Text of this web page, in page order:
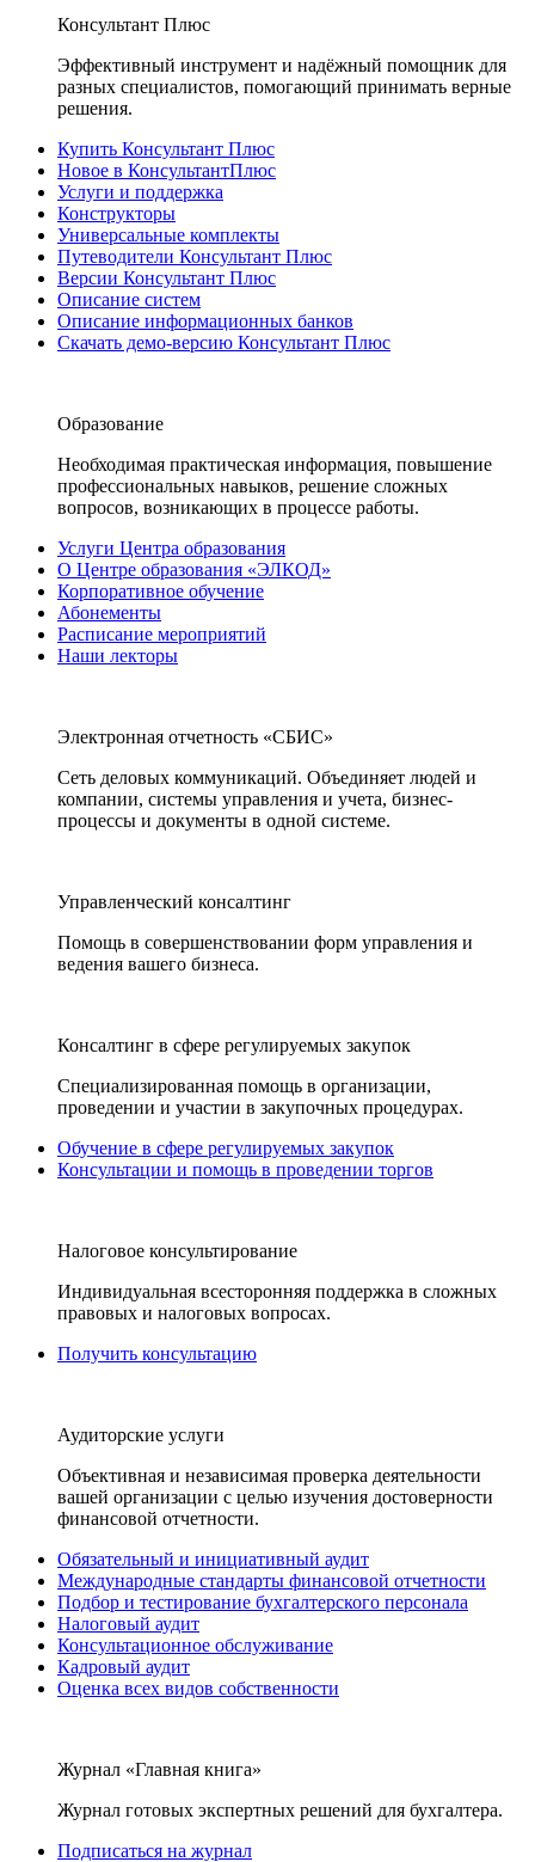
Консультант Плюс
Эффективный инструмент и надёжный помощник для
разных специалистов, помогающий принимать верные
решения.
Купить Консультант Плюс
Новое в КонсультантПлюс
Услуги и поддержка
Конструкторы
Универсальные комплекты
Путеводители Консультант Плюс
Версии Консультант Плюс
Описание систем
Описание информационных банков
Скачать демо-версию Консультант Плюс
Образование
Необходимая практическая информация, повышение
профессиональных навыков, решение сложных
вопросов, возникающих в процессе работы.
Услуги Центра образования
О Центре образования «ЭЛКОД»
Корпоративное обучение
Абонементы
Расписание мероприятий
Наши лекторы
Электронная отчетность «СБИС»
Сеть деловых коммуникаций. Объединяет людей и
компании, системы управления и учета, бизнес-
процессы и документы в одной системе.
Управленческий консалтинг
Помощь в совершенствовании форм управления и
ведения вашего бизнеса.
Консалтинг в сфере регулируемых закупок
Специализированная помощь в организации,
проведении и участии в закупочных процедурах.
Обучение в сфере регулируемых закупок
Консультации и помощь в проведении торгов
Налоговое консультирование
Индивидуальная всесторонняя поддержка в сложных
правовых и налоговых вопросах.
Получить консультацию
Аудиторские услуги
Объективная и независимая проверка деятельности
вашей организации с целью изучения достоверности
финансовой отчетности.
Обязательный и инициативный аудит
Международные стандарты финансовой отчетности
Подбор и тестирование бухгалтерского персонала
Налоговый аудит
Консультационное обслуживание
Кадровый аудит
Оценка всех видов собственности
Журнал «Главная книга»
Журнал готовых экспертных решений для бухгалтера.
Подписаться на журнал